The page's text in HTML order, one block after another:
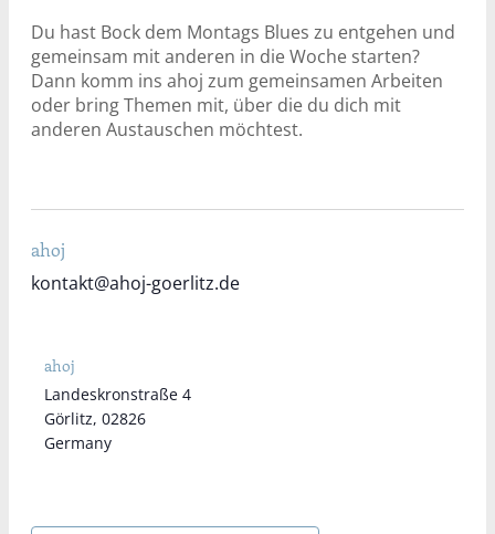
Du hast Bock dem Montags Blues zu entgehen und
gemeinsam mit anderen in die Woche starten?
Dann komm ins ahoj zum gemeinsamen Arbeiten
oder bring Themen mit, über die du dich mit
anderen Austauschen möchtest.
ahoj
kontakt@ahoj-goerlitz.de
ahoj
Landeskronstraße 4
Görlitz, 02826
Germany